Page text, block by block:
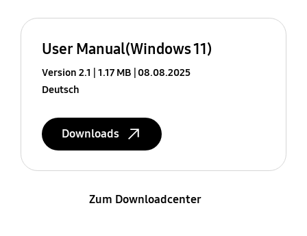
User Manual(Windows 11)
Version 2.1 1.17 MB
08.08.2025
Deutsch
Downloads
Zum Downloadcenter